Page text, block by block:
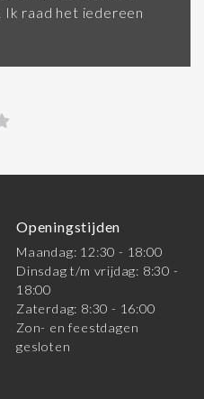
Ik raad het iedereen
Openingstijden
Maandag: 12:30 - 18:00
Dinsdag t/m vrijdag: 8:30 -
18:00
Zaterdag: 8:30 - 16:00
Zon- en feestdagen
gesloten